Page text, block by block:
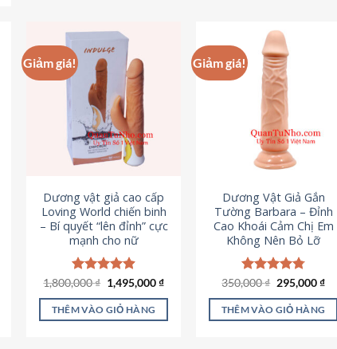
nhiều
thể.
Các
tùy
chọn
được
chọn
trên
trang
sản
phẩm
có
nhiều
biến
thể.
Các
tùy
chọn
có
được
chọn
trên
trang
sản
phẩm
Giảm giá!
Dương vật giả cao cấp
Loving World chiến binh
– Bí quyết “lên đỉnh” cực
mạnh cho nữ
Được xếp
5 sao
1,800,000₫ Giá
gốc
là:
1,800,000 ₫.
1,495,000₫Giá
tại
THÊM VÀO GIỎ HÀNG
Giảm giá!
Dương Vật Giả Gắn
Tường Barbara – Đỉnh
Cao Khoái Cảm Chị Em
Không Nên Bỏ Lỡ
Được xếp
5 sao
350,000₫ Giá
là:
350,000 ₫.
295,000₫Giá
tại
là:
THÊM VÀO GIỎ HÀNG